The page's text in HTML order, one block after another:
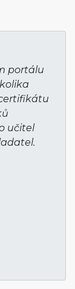
portálu
učitel